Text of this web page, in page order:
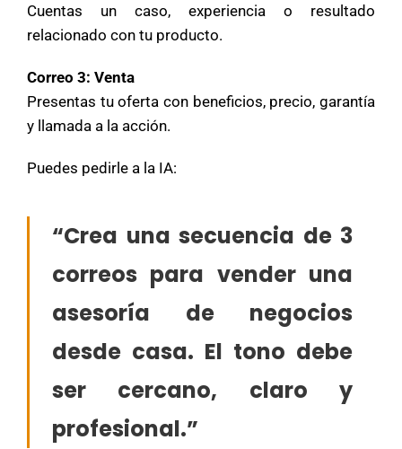
Cuentas un caso, experiencia o resultado
relacionado con tu producto.
Correo 3: Venta
Presentas tu oferta con beneficios, precio, garantía
y llamada a la acción.
Puedes pedirle a la IA:
“Crea una secuencia de 3
correos para vender una
asesoría de negocios
desde casa. El tono debe
ser cercano, claro y
profesional.”